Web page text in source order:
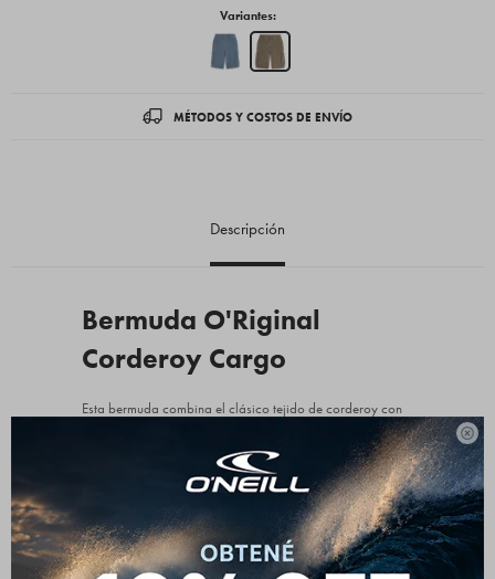

Variantes:
MÉTODOS Y COSTOS DE ENVÍO
Descripción
Bermuda O'Riginal
Corderoy Cargo
Esta bermuda combina el clásico tejido de corderoy con
resistente, cómoda y con fuerte personalidad. Ideal para
quienes buscan un look relajado con carácter.
Tejido con textura y durabilidad